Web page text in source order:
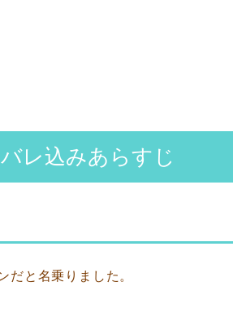
レ込みあらすじ
だと名乗りました。